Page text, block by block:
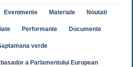
Evenimente Materiale Noutati
Performante Documente
verde
a Parlamentului European